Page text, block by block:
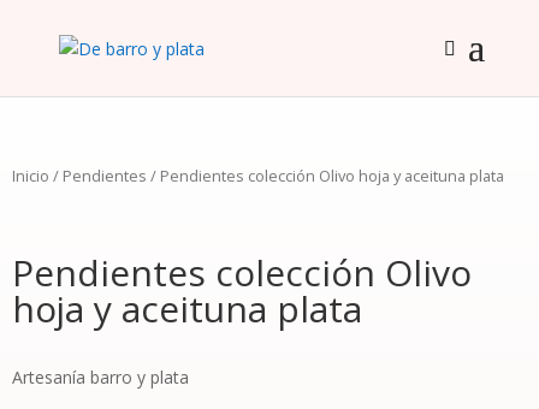
Inicio / Pendientes / Pendientes colección Olivo hoja y aceituna plata
Pendientes colección Olivo
hoja y aceituna plata
Artesanía barro y plata